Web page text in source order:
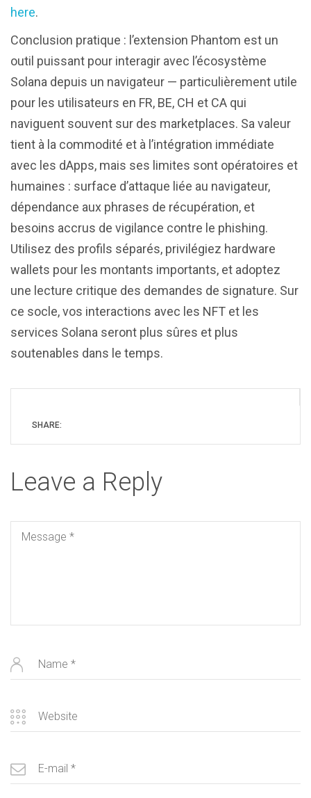
here.
Conclusion pratique : l’extension Phantom est un
outil puissant pour interagir avec l’écosystème
Solana depuis un navigateur — particulièrement utile
pour les utilisateurs en FR, BE, CH et CA qui
naviguent souvent sur des marketplaces. Sa valeur
tient à la commodité et à l’intégration immédiate
avec les dApps, mais ses limites sont opératoires et
humaines : surface d’attaque liée au navigateur,
dépendance aux phrases de récupération, et
besoins accrus de vigilance contre le phishing.
Utilisez des profils séparés, privilégiez hardware
wallets pour les montants importants, et adoptez
une lecture critique des demandes de signature. Sur
ce socle, vos interactions avec les NFT et les
services Solana seront plus sûres et plus
soutenables dans le temps.
SHARE:
Leave a Reply